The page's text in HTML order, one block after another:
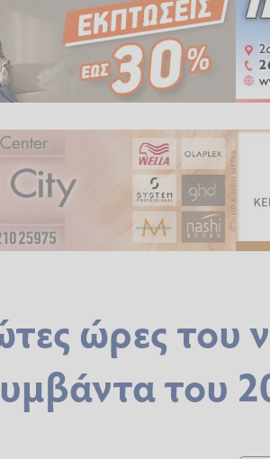
ώρες του
του